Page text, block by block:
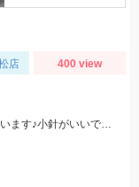
店 400 view
お客様から情報頂きました！三河湾内小アジ釣れています♪小針がいいですよ！針のサイズは3～4号がいいです！